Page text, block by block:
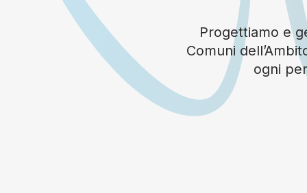
Progettiamo e
Comuni
ogni